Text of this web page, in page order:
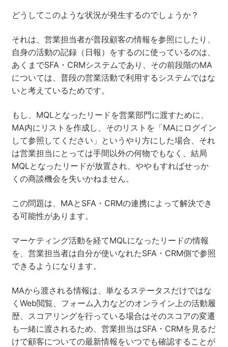
どうしてこのような状況が発生するのでしょうか？
それは、営業担当者が普段顧客の情報を参照にしたり、
自身の活動の記録（日報）をするのに使っているのは、
あくまでSFA・CRMシステムであり、その前段階のMA
については、普段の営業活動で利用するシステムではな
いと考えているためです。
もし、MQLとなったリードを営業部門に渡すために、
MA内にリストを作成し、そのリストを「MAにログイン
して参照してください」というやり方にした場合、それ
は営業担当にとっては手間以外の何物でもなく、結局
MQLとなったリードが放置され、ややもすればせっか
くの商談機会を失いかねません。
この問題は、MAとSFA・CRMの連携によって解決でき
る可能性があります。
マーケティング活動を経てMQLになったリードの情報
を、営業担当者は自分が使いなれたSFA・CRM側で参照
できるようになります。
MAから渡される情報は、単なるステータスだけではな
くWeb閲覧、フォーム入力などのオンライン上の活動履
歴、スコアリングを行っている場合はそのスコアの変遷
も一緒に渡されるため、営業担当はSFA・CRMを見るだ
けで顧客についての最新情報をいつでも確認することが